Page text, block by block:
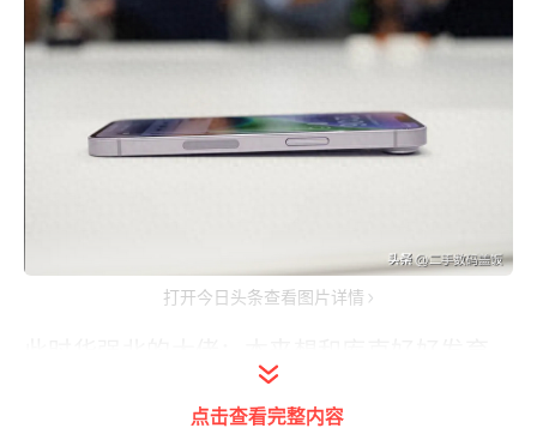
打开今日头条查看图片详情
换来的却是疏远，不装了，摊牌了，即日起正
面硬刚iPhone14美版无卡槽系列，
点击查看完整内容